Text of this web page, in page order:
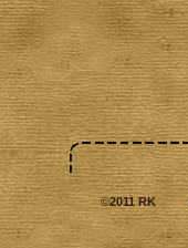
©2011 RK